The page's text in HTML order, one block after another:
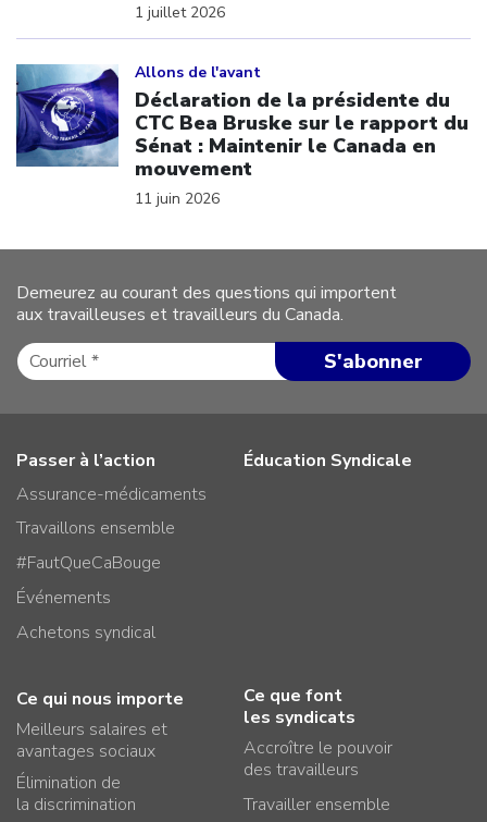
1 juillet 2026
Allons de l'avant
Déclaration de la présidente du
CTC Bea Bruske sur le rapport du
Sénat : Maintenir le Canada en
mouvement
11 juin 2026
Demeurez au courant des questions qui importent
aux travailleuses et travailleurs du Canada.
Passer à l’action
Assurance-médicaments
Travaillons ensemble
#FautQueCaBouge
Événements
Achetons syndical
Éducation Syndicale
Ce qui nous importe
Meilleurs salaires et
avantages sociaux
Élimination de
la discrimination
Ce que font
les syndicats
Accroître le pouvoir
des travailleurs
Travailler ensemble